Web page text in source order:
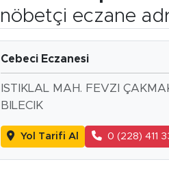
nöbetçi eczane
Cebeci Eczanesi
ISTIKLAL MAH. FEVZI
BILECIK
Yol Tarifi Al 0 (228) 411